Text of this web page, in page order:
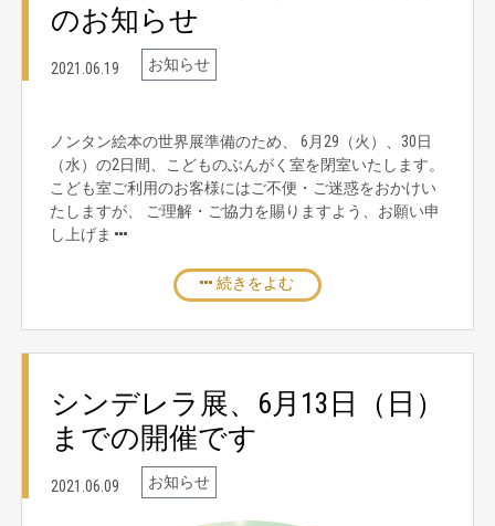
のお知らせ
2021.06.19 お知らせ
ノンタン絵本の世界展準備のため、 6月29（火）、30日
（水）の2日間、こどものぶんがく室を閉室いたします。
こども室ご利用のお客様にはご不便・ご迷惑をおかけい
たしますが、 ご理解・ご協力を賜りますよう、お願い申
し上げま
続きをよむ
シンデレラ展、6月13日（日）
までの開催です
2021.06.09 お知らせ